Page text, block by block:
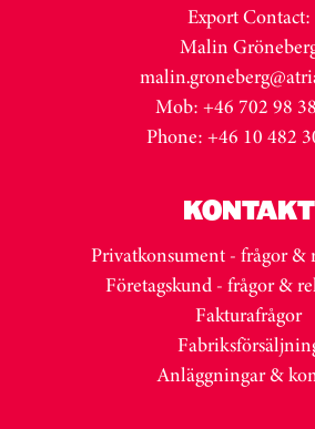
Export Contact:
Malin
Mob: +46 702 98
Phone: +46 10 482
KONTAKT
Privatkonsument - frågor &
Företagskund - frågor &
Fakturafrågor
Anläggningar &